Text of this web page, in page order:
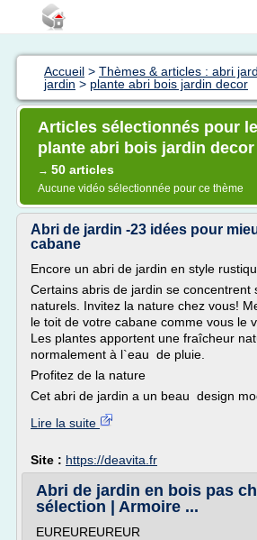
Accueil > Thèmes & articles : abri
jardin > plante abri bois jardin decor
Articles sélectionnés pour
plante abri bois jardin decor
→ 50 articles
Aucune vidéo sélectionnée pour ce thème
Abri de jardin -23 idées pour
cabane
Encore un abri de jardin en style
Certains abris de jardin se concentrent
naturels. Invitez la nature chez vous!
le toit de votre cabane comme vous le
Les plantes apportent une fraîcheur
normalement à l`eau de pluie.
Profitez de la nature
Cet abri de jardin a un beau design
Lire la suite
Site : https://deavita.fr
Abri de jardin en bois pas
sélection | Armoire ...
EUREUREUREUR